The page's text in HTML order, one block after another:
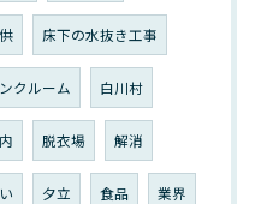
床下の水抜き工事
クルーム 白川村
脱衣場 解消
夕立 食品 業界